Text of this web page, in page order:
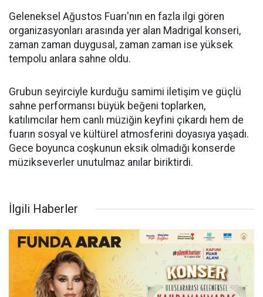
Geleneksel Ağustos Fuarı'nın en fazla ilgi gören
organizasyonları arasında yer alan Madrigal konseri,
zaman zaman duygusal, zaman zaman ise yüksek
tempolu anlara sahne oldu.
Grubun seyirciyle kurduğu samimi iletişim ve güçlü
sahne performansı büyük beğeni toplarken,
katılımcılar hem canlı müziğin keyfini çıkardı hem de
fuarın sosyal ve kültürel atmosferini doyasıya yaşadı.
Gece boyunca coşkunun eksik olmadığı konserde
müzikseverler unutulmaz anılar biriktirdi.
İlgili Haberler